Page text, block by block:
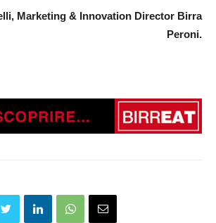
Marketing & Innovation Director Birra
Peroni.